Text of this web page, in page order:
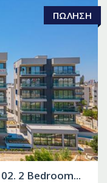
ΠΏΛΗΣΗ
2 Bedroom...